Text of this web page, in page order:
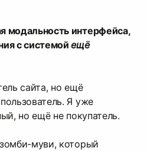
модальность интерфейса,
с системойещё
сайта, но ещё
Я уже
но ещё не покупатель.
муви, который